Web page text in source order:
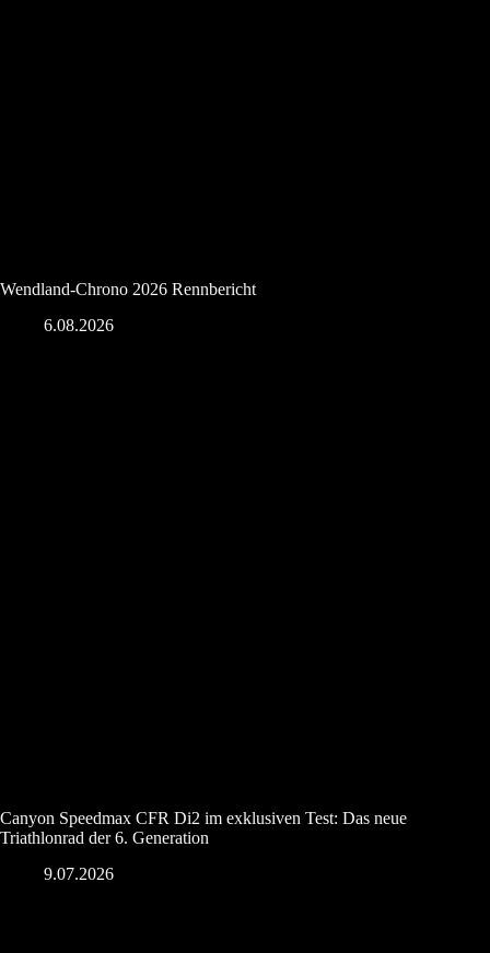
Wendland-Chrono 2026 Rennbericht
6.08.2026
Canyon Speedmax CFR Di2 im exklusiven Test: Das neue
Triathlonrad der 6. Generation
9.07.2026